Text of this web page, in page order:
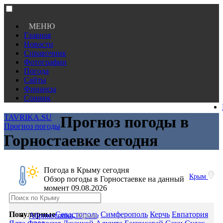
МЕНЮ
Главная
Новости
Справочник
Фотографии
Погода
Сайты
Финансы
Сонник
TAVRIKA.SU
Прогноз погодыПрогноз погоды в
Горностаевке сегодня
Крым
Погода в Крыму сегодня
Обзор погоды в Горностаевке на данный
момент 09.08.2026
Абрикосовка,Крым
ПопулярныеСевастополь Симферополь Керчь Евпатория